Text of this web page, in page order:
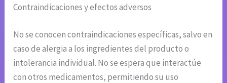
Contraindicaciones y efectos adversos
No se conocen contraindicaciones específicas, salvo en
caso de alergia a los ingredientes del producto o
intolerancia individual. No se espera que interactúe
con otros medicamentos, permitiendo su uso